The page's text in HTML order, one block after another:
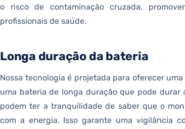
o risco de contaminação cruzada,
profissionais de saúde.
Longa duração da bateria
Nossa tecnologia é projetada para oferecer
uma bateria de longa duração que pode
podem ter a tranquilidade de saber que o
com a energia. Isso garante uma vigilância